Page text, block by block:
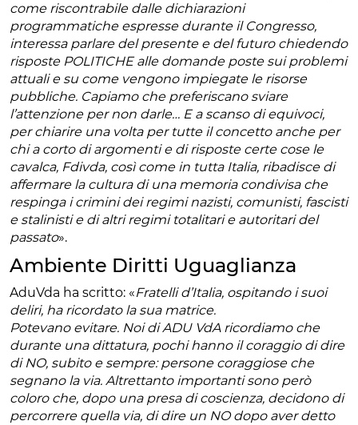
come riscontrabile dalle dichiarazioni
programmatiche espresse durante il Congresso,
interessa parlare del presente e del futuro chiedendo
risposte POLITICHE alle domande poste sui problemi
attuali e su come vengono impiegate le risorse
pubbliche. Capiamo che preferiscano sviare
l’attenzione per non darle… E a scanso di equivoci,
per chiarire una volta per tutte il concetto anche per
chi a corto di argomenti e di risposte certe cose le
cavalca, Fdivda, così come in tutta Italia, ribadisce di
affermare la cultura di una memoria condivisa che
respinga i crimini dei regimi nazisti, comunisti, fascisti
e stalinisti e di altri regimi totalitari e autoritari del
passato».
Ambiente Diritti Uguaglianza
AduVda ha scritto: «Fratelli d’Italia, ospitando i suoi
deliri, ha ricordato la sua matrice.
Potevano evitare. Noi di ADU VdA ricordiamo che
durante una dittatura, pochi hanno il coraggio di dire
di NO, subito e sempre: persone coraggiose che
segnano la via. Altrettanto importanti sono però
coloro che, dopo una presa di coscienza, decidono di
percorrere quella via, di dire un NO dopo aver detto